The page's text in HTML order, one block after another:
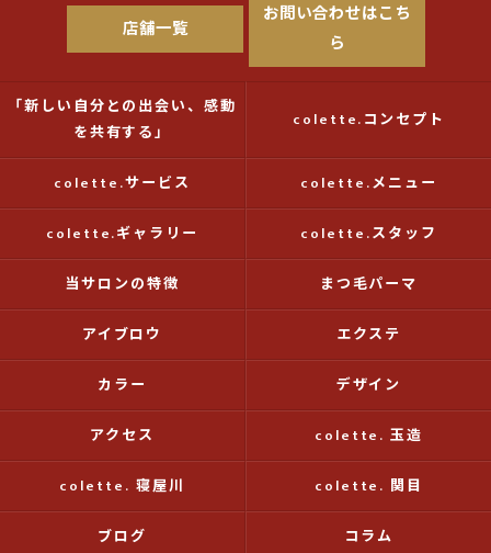
店舗一覧
お問い合わせはこち
ら
「新しい自分との出会い、感動
を共有する」
colette.コンセプト
colette.サービス colette.メニュー
colette.ギャラリー colette.スタッフ
当サロンの特徴 まつ毛パーマ
アイブロウ エクステ
カラー デザイン
アクセス colette. 玉造
colette. 寝屋川 colette. 関目
ブログ コラム